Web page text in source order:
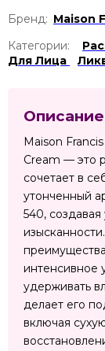
Бренд: Maison
Категории:
Для Лица
Описание
Maison
Cream — это
сочетает в
утонченный
540,
интенсивное
удерживать
делает его
включая